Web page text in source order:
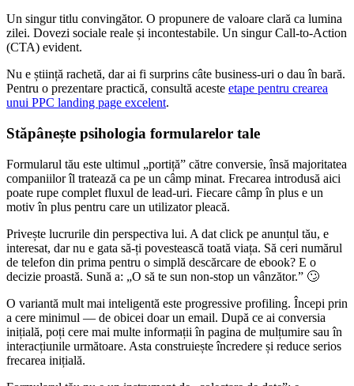
Un singur titlu convingător. O propunere de valoare clară ca lumina
zilei. Dovezi sociale reale și incontestabile. Un singur Call-to-Action
(CTA) evident.
Nu e știință rachetă, dar ai fi surprins câte business-uri o dau în bară.
Pentru o prezentare practică, consultă aceste etape pentru crearea
unui PPC landing page excelent.
Stăpânește psihologia formularelor tale
Formularul tău este ultimul „portiță” către conversie, însă majoritatea
companiilor îl tratează ca pe un câmp minat. Frecarea introdusă aici
poate rupe complet fluxul de lead-uri. Fiecare câmp în plus e un
motiv în plus pentru care un utilizator pleacă.
Privește lucrurile din perspectiva lui. A dat click pe anunțul tău, e
interesat, dar nu e gata să-ți povestească toată viața. Să ceri numărul
de telefon din prima pentru o simplă descărcare de ebook? E o
decizie proastă. Sună a: „O să te sun non-stop un vânzător.” 🙄
O variantă mult mai inteligentă este progressive profiling. Începi prin
a cere minimul — de obicei doar un email. După ce ai conversia
inițială, poți cere mai multe informații în pagina de mulțumire sau în
interacțiunile următoare. Asta construiește încredere și reduce serios
frecarea inițială.